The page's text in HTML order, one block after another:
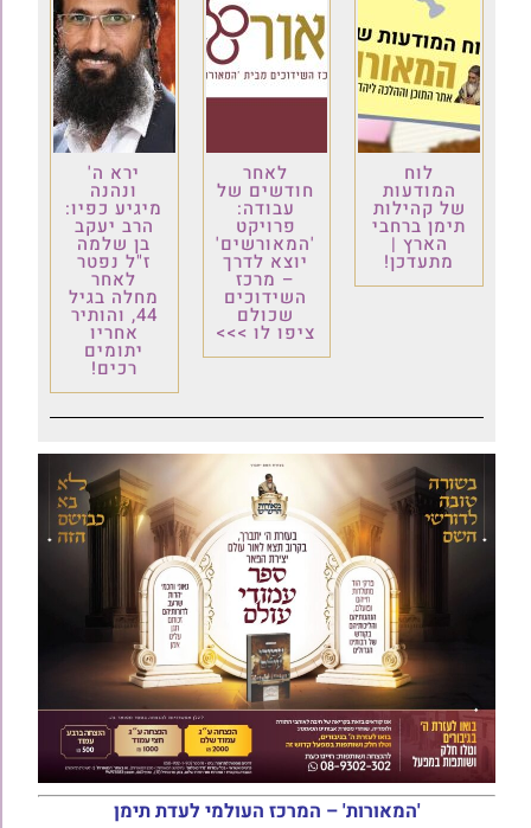
לוח
המודעות
של קהילות
תימן ברחבי
הארץ |
מתעדכן!
לאחר
חודשים של
עבודה:
פרויקט
'המאורשים'
יוצא לדרך
– מרכז
השידוכים
שכולם
ציפו לו >>>
ירא ה'
ונהנה
מיגיע כפיו:
הרב יעקב
בן שלמה
ז"ל נפטר
לאחר
מחלה בגיל
44, והותיר
אחריו
יתומים
רכים!
'המאורות' – המרכז העולמי לעדת תימן